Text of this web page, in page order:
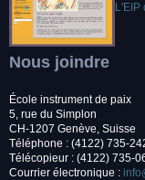
L'EIP
Nous joindre
École instrument de paix
5, rue du Simplon
CH-1207 Genève, Suisse
Téléphone : (4122) 735-
Télécopieur : (4122) 735-
Courrier électronique :